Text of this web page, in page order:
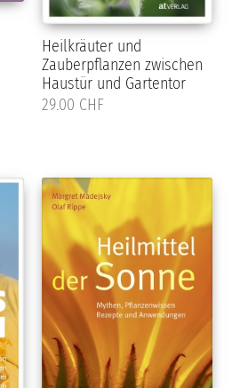
Heilkräuter und
Zauberpflanzen zwischen
Haustür und Gartentor
29.00 CHF